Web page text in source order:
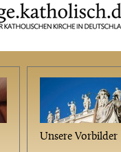
Unsere Vorbilder